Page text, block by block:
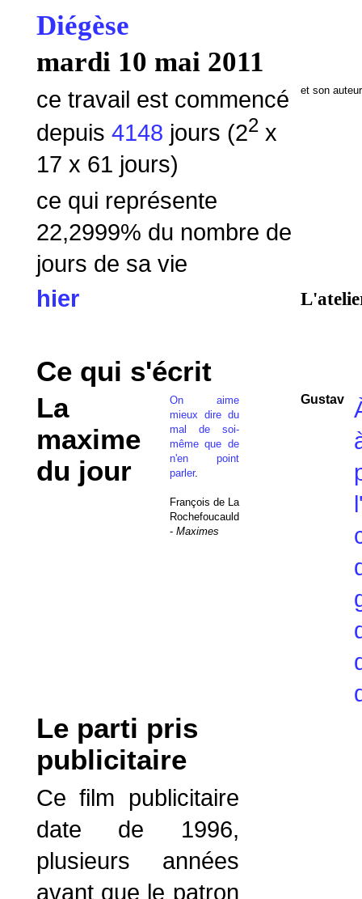
Diégèse
mardi 10 mai 2011
ce travail est commencé
depuis 4148 jours (22x
17 x 61 jours)
et son
ce qui représente
22,2999% du nombre de
jours de sa vie
hier
Ce qui s'écrit
La
maxime
du jour
On aime
mieux dire du
mal de soi-
même que de
n'en point
parler.
François de La
Rochefoucauld
- Maximes
Gustav
Le parti pris
publicitaire
Ce film publicitaire
date de 1996,
plusieurs années
avant que le patron